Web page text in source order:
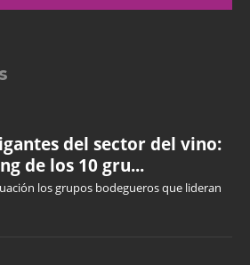
del sector del vino:
de los 10 gru...
los grupos bodegueros que lideran